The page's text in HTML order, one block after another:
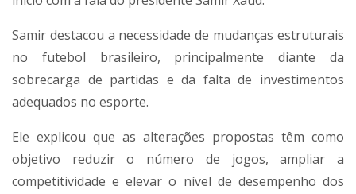
Samir destacou a necessidade de mudanças estruturais
no futebol brasileiro, principalmente diante da
sobrecarga de partidas e da falta de investimentos
adequados no esporte.
Ele explicou que as alterações propostas têm como
objetivo reduzir o número de jogos, ampliar a
competitividade e elevar o nível de desempenho dos